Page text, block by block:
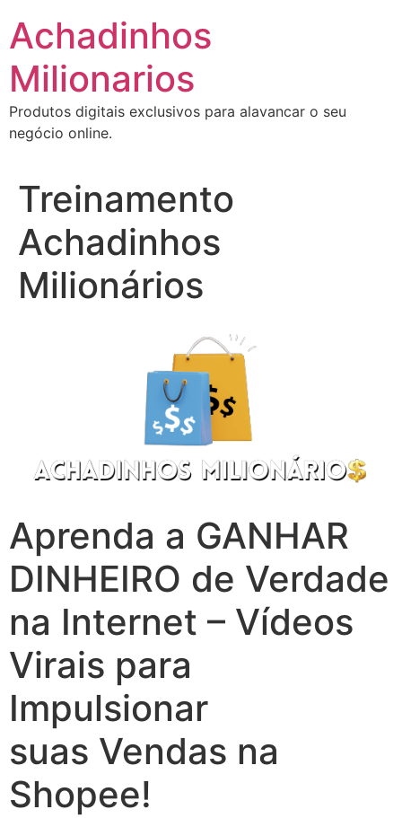
para
conteúdo
Achadinhos
Milionarios
Produtos digitais exclusivos para alavancar o seu
negócio online.
Treinamento
Achadinhos
Milionários
Aprenda a GANHAR
DINHEIRO de Verdade
na Internet – Vídeos
Virais para
Impulsionar
suas Vendas na
Shopee!